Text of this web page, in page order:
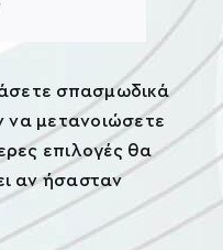
σπασμωδικά
να μετανοιώσετε
επιλογές θα
αν ήσασταν